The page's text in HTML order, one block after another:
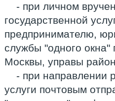
- при личном
государственной
предпринимателю,
службы "одного окна"
Москвы, управы
- при направлении
услуги почтовым